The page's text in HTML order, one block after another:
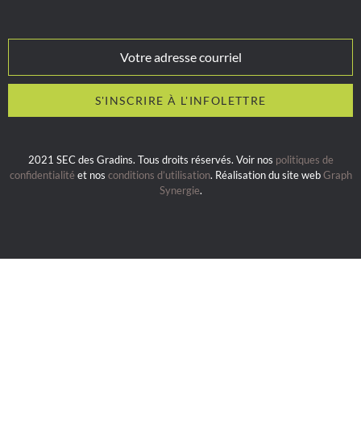
2021 SEC des Gradins. Tous droits réservés. Voir nos politiques de
confidentialité et nos conditions d’utilisation. Réalisation du site webGraph
Synergie.